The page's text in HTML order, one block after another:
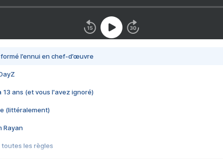
l’ennui en chef-d’œuvre
13 ans (et vous l'avez ignoré)
(littéralement)
Rayan
toutes les règles